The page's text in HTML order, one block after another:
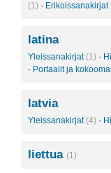
(1) · Erikoissanakirjat
latina
Yleissanakirjat (1) ·
· Portaalit ja
latvia
Yleissanakirjat (4) ·
liettua (1)